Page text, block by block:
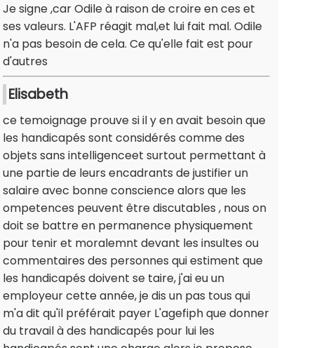
Je signe ,car Odile à raison de croire en ces et
ses valeurs. L'AFP réagit mal,et lui fait mal. Odile
n'a pas besoin de cela. Ce qu'elle fait est pour
d'autres
Elisabeth
ce temoignage prouve si il y en avait besoin que
les handicapés sont considérés comme des
objets sans intelligenceet surtout permettant à
une partie de leurs encadrants de justifier un
salaire avec bonne conscience alors que les
ompetences peuvent être discutables , nous on
doit se battre en permanence physiquement
pour tenir et moralemnt devant les insultes ou
commentaires des personnes qui estiment que
les handicapés doivent se taire, j'ai eu un
employeur cette année, je dis un pas tous qui
m'a dit qu'il préférait payer L'agefiph que donner
du travail à des handicapés pour lui les